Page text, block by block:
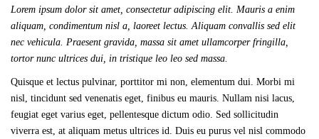
Lorem ipsum dolor sit amet, consectetur adipiscing elit. Mauris a enim
aliquam, condimentum nisl a, laoreet lectus. Aliquam convallis sed elit
nec vehicula. Praesent gravida, massa sit amet ullamcorper fringilla,
tortor nunc ultrices dui, in tristique leo leo sed massa.
Quisque et lectus pulvinar, porttitor mi non, elementum dui. Morbi mi
nisl, tincidunt sed venenatis eget, finibus eu mauris. Nullam nisi lacus,
feugiat eget varius eget, pellentesque dictum odio. Sed sollicitudin
viverra est, at aliquam metus ultrices id. Duis eu purus vel nisl commodo